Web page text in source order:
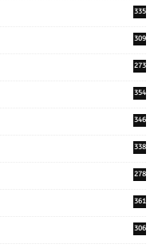
335
309
273
354
346
338
278
361
306